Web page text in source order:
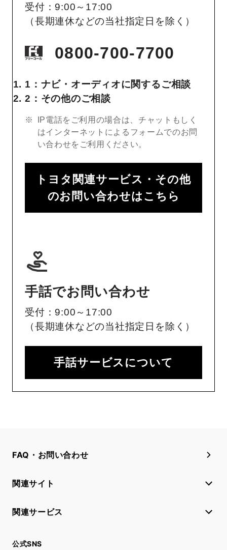
受付：9:00～17:00
（長期連休などの当社指定日を除く）
0800-700-7700
1：ナビ・オーディオに関するご相談
2：その他のご相談
IP電話をご利用の場合は、チャットもしく
はインターネットによるフォームでのお問
い合わせをご利用ください。
トヨタ関連サービス・その他
のお問い合わせはこちら
手話でお問い合わせ
受付：9:00～17:00
（長期連休などの当社指定日を除く）
手話サービスについて
FAQ・お問い合わせ
関連サイト
関連サービス
公式SNS